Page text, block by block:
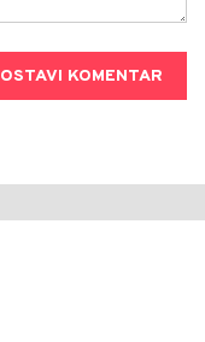
OSTAVI KOMENTAR